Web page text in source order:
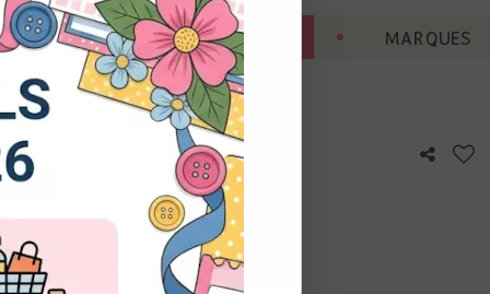
BONNES AFFAIRES MARQUES
avis !
nos
non
Vous
à droite